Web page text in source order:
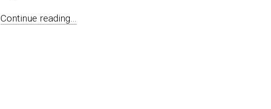
Continue reading…